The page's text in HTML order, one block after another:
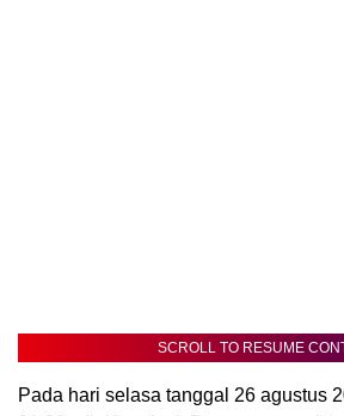
SCROLL TO RESUME
Pada hari selasa tanggal 26 agustus